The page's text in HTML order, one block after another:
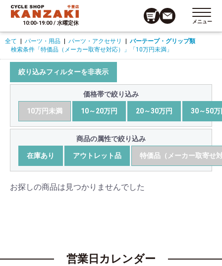
10:00-19:00 / 水曜定休 メニュー
全て パーツ・用品 パーツ・アクセサリ
バーテープ・グリップ類
検索条件 「特価品（メーカー取寄せ対応）」 「10万円未満」
絞り込みフィルターを非表示
価格帯で絞り込み
10万円未満 10～20万円 20～30万円 30～50万
商品の属性で絞り込み
在庫あり アウトレット品 特価品（メーカー取寄せ
お探しの商品は見つかりませんでした
営業日カレンダー